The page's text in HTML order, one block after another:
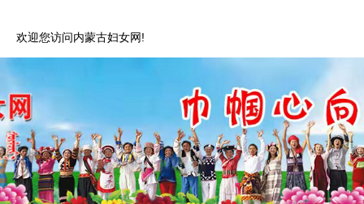
欢迎您访问内蒙古妇女网!